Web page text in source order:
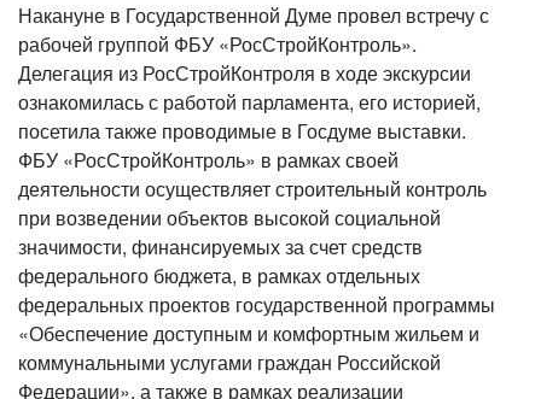
Накануне в Государственной Думе провел встречу с
рабочей группой ФБУ «РосСтройКонтроль».
Делегация из РосСтройКонтроля в ходе экскурсии
ознакомилась с работой парламента, его историей,
посетила также проводимые в Госдуме выставки.
ФБУ «РосСтройКонтроль» в рамках своей
деятельности осуществляет строительный контроль
при возведении объектов высокой социальной
значимости, финансируемых за счет средств
федерального бюджета, в рамках отдельных
федеральных проектов государственной программы
«Обеспечение доступным и комфортным жильем и
коммунальными услугами граждан Российской
Федерации», а также в рамках реализации